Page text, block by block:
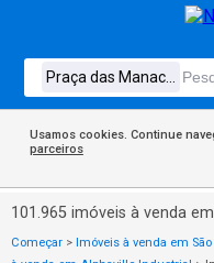
Usamos cookies. Continue
parceiros
101.965 imóveis à venda
Começar > Imóveis à venda em